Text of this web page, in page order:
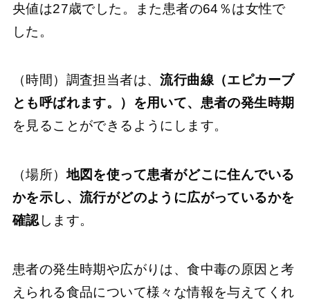
央値は27歳でした。また患者の64％は女性で
した。
（時間）調査担当者は、流行曲線（エピカーブ
とも呼ばれます。）を用いて、患者の発生時期
を見ることができるようにします。
（場所）地図を使って患者がどこに住んでいる
かを示し、流行がどのように広がっているかを
確認します。
患者の発生時期や広がりは、食中毒の原因と考
えられる食品について様々な情報を与えてくれ